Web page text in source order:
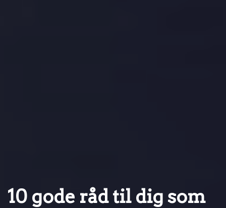
10 gode råd til dig som